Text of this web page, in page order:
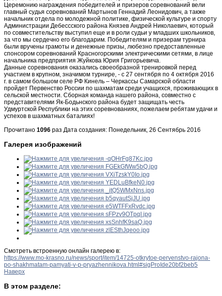
Церемонию награждения победителей и призеров соревнований вели
главный судья соревнований Мартынов Геннадий Леонидович, а также
начальник отдела по молодежной политике, физической культуре и спорту
Администрации Дебессского района Князев Андрей Николаевич, который
по совместительству выступил еще и в роли судьи у младших школьников,
за что мы сердечно его благодарим. Победителям и призерам турнира
были вручены грамоты и денежные призы, любезно предоставленные
спонсором соревнований Красногорскими электрическими сетями, в лице
начальника предприятия Жуйкова Юрия Григорьевича.
Данные соревнования оказались своеобразной тренировкой перед
участием в крупном, значимом турнире, - с 27 сентября по 4 октября 2016
г. в самом большом селе РФ Кинель – Черкассы Самарской области
пройдет Первенство России по шахматам среди учащихся, проживающих в
сельской местности. Сборная команда нашего района, совместно с
представителями Як-Бодьнского района будет защищать честь
Удмуртской Республики на этих соревнованиях, пожелаем ребятам удачи и
успехов в шахматных баталиях!
Прочитано 1096 раз Дата создания: Понедельник, 26 Сентябрь 2016
Галерея изображений
Смотреть встроенную онлайн галерею в:
https://www.mo-krasno.ru/news/sport/item/14725-otkrytoe-pervenstvo-rajona-
po-shakhmatam-pamyati-v-p-pryazhennikova.html#sigProIde20bf2beb5
Наверх
В этом разделе: